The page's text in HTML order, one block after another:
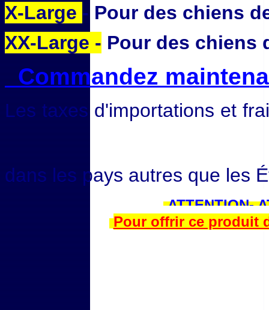
X-Large - Pour des chiens
XX-Large - Pour des chiens
Commandez
Les taxes d'importations et
dans les pays autres que les
ATTENTION-
Pour offrir ce produit